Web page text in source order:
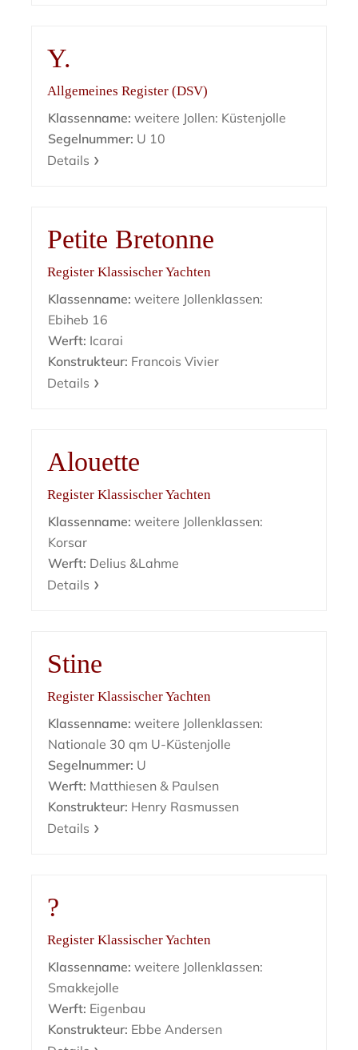
Y.
Allgemeines Register (DSV)
Klassenname: weitere Jollen: Küstenjolle
Segelnummer: U 10
Details
Petite Bretonne
Register Klassischer Yachten
Klassenname: weitere Jollenklassen:
Ebiheb 16
Werft: Icarai
Konstrukteur: Francois Vivier
Details
Alouette
Register Klassischer Yachten
Klassenname: weitere Jollenklassen:
Korsar
Werft: Delius &Lahme
Details
Stine
Register Klassischer Yachten
Klassenname: weitere Jollenklassen:
Nationale 30 qm U-Küstenjolle
Segelnummer: U
Werft: Matthiesen & Paulsen
Konstrukteur: Henry Rasmussen
Details
?
Register Klassischer Yachten
Klassenname: weitere Jollenklassen:
Smakkejolle
Werft: Eigenbau
Konstrukteur: Ebbe Andersen